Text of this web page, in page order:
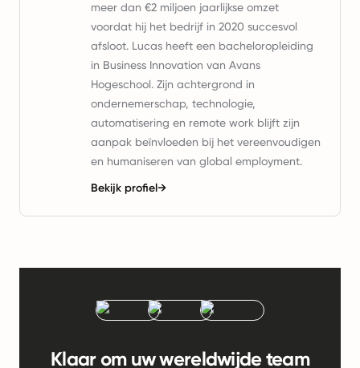
meer dan €2 miljoen jaarlijkse omzet
voordat hij het bedrijf in 2020 succesvol
afsloot. Lucas heeft een bacheloropleiding
in Business Innovation van Avans
Hogeschool. Zijn achtergrond in
ondernemerschap, technologie,
automatisering en remote work blijft zijn
aanpak beïnvloeden bij het vereenvoudigen
en humaniseren van global employment.
Bekijk profiel→
Klaar om uw wereldwijde team